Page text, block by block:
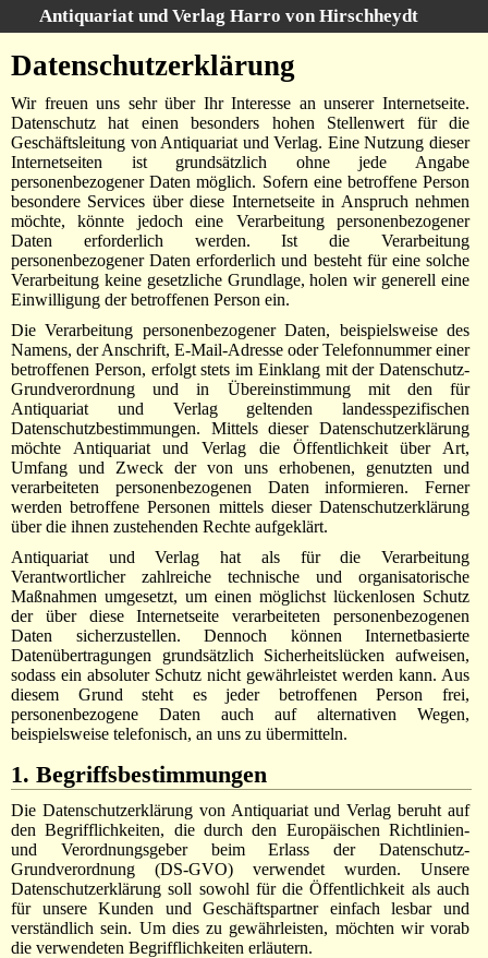
Antiquariat und Verlag Harro von Hirschheydt
Unsere Bücher
Verlag
Kataloge
Über uns
AGB
Widerruf
Datenschutz
Versand&Zahlung
Impressum
Datenschutzerklärung
Wir freuen uns sehr über Ihr Interesse an unserer Internetseite.
Datenschutz hat einen besonders hohen Stellenwert für die
Geschäftsleitung von Antiquariat und Verlag. Eine Nutzung dieser
Internetseiten ist grundsätzlich ohne jede Angabe
personenbezogener Daten möglich. Sofern eine betroffene Person
besondere Services über diese Internetseite in Anspruch nehmen
möchte, könnte jedoch eine Verarbeitung personenbezogener
Daten erforderlich werden. Ist die Verarbeitung
personenbezogener Daten erforderlich und besteht für eine solche
Verarbeitung keine gesetzliche Grundlage, holen wir generell eine
Einwilligung der betroffenen Person ein.
Die Verarbeitung personenbezogener Daten, beispielsweise des
Namens, der Anschrift, E-Mail-Adresse oder Telefonnummer einer
betroffenen Person, erfolgt stets im Einklang mit der Datenschutz-
Grundverordnung und in Übereinstimmung mit den für
Antiquariat und Verlag geltenden landesspezifischen
Datenschutzbestimmungen. Mittels dieser Datenschutzerklärung
möchte Antiquariat und Verlag die Öffentlichkeit über Art,
Umfang und Zweck der von uns erhobenen, genutzten und
verarbeiteten personenbezogenen Daten informieren. Ferner
werden betroffene Personen mittels dieser Datenschutzerklärung
über die ihnen zustehenden Rechte aufgeklärt.
Antiquariat und Verlag hat als für die Verarbeitung
Verantwortlicher zahlreiche technische und organisatorische
Maßnahmen umgesetzt, um einen möglichst lückenlosen Schutz
der über diese Internetseite verarbeiteten personenbezogenen
Daten sicherzustellen. Dennoch können Internetbasierte
Datenübertragungen grundsätzlich Sicherheitslücken aufweisen,
sodass ein absoluter Schutz nicht gewährleistet werden kann. Aus
diesem Grund steht es jeder betroffenen Person frei,
personenbezogene Daten auch auf alternativen Wegen,
beispielsweise telefonisch, an uns zu übermitteln.
1. Begriffsbestimmungen
Die Datenschutzerklärung von Antiquariat und Verlag beruht auf
den Begrifflichkeiten, die durch den Europäischen Richtlinien-
und Verordnungsgeber beim Erlass der Datenschutz-
Grundverordnung (DS-GVO) verwendet wurden. Unsere
Datenschutzerklärung soll sowohl für die Öffentlichkeit als auch
für unsere Kunden und Geschäftspartner einfach lesbar und
verständlich sein. Um dies zu gewährleisten, möchten wir vorab
die verwendeten Begrifflichkeiten erläutern.